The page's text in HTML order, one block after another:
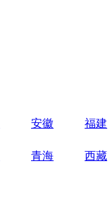
安徽 福建
青海 西藏